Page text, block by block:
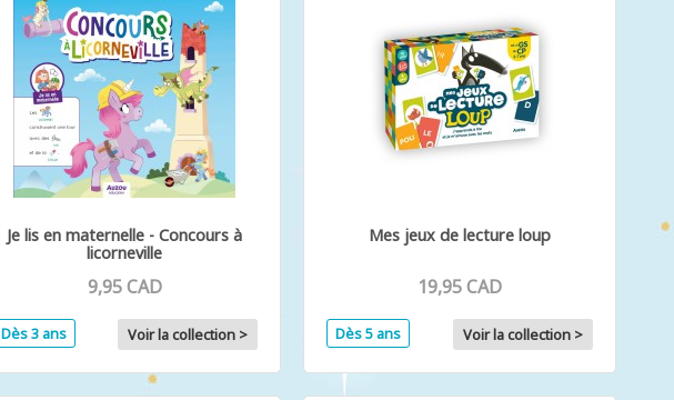
Je lis en maternelle - Concours à
licorneville
9,95 CAD
Dès 3 ans Voir la collection >
Mes jeux de lecture loup
19,95 CAD
Dès 5 ans Voir la collection >